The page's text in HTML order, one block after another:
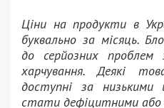
Ціни на продукти в
буквально за місяць.
до серйозних
харчування. Деякі
доступні за
стати дефіцитними або